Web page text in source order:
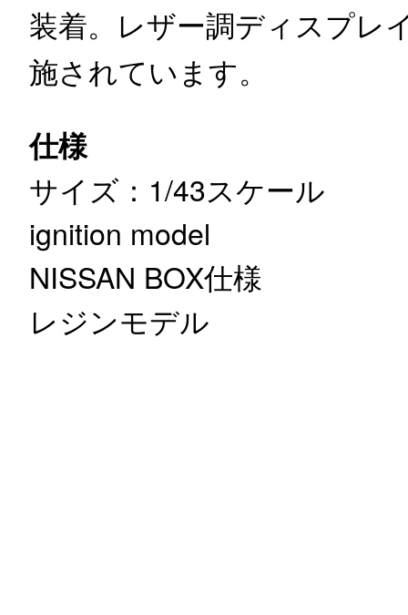
装着。レザー調ディスプレ
施されています。
仕様
サイズ：1/43スケール
ignition model
NISSAN BOX仕様
レジンモデル